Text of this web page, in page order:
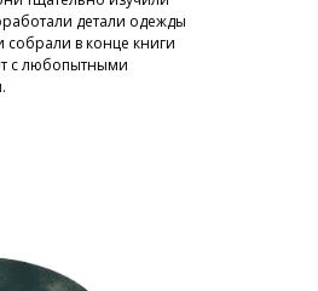
детали одежды
собрали в конце книги
с любопытными